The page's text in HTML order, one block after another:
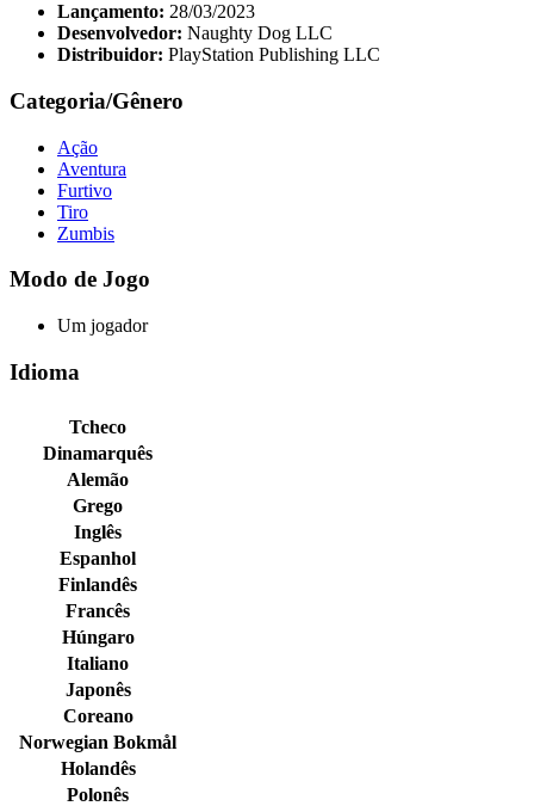
Lançamento: 28/03/2023
Desenvolvedor: Naughty Dog LLC
Distribuidor: PlayStation Publishing LLC
Categoria/Gênero
Ação
Aventura
Furtivo
Tiro
Zumbis
Modo de Jogo
Um jogador
Idioma
Tcheco
Dinamarquês
Alemão
Grego
Inglês
Espanhol
Finlandês
Francês
Húngaro
Italiano
Japonês
Coreano
Norwegian Bokmål
Holandês
Polonês